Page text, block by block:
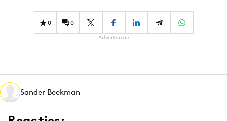
Effectiviteit
Gedragsverandering
Martech
Media
Merkstrategie
PR
0 0
Advertentie
Sander Beekman